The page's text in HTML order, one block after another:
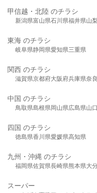
甲信越・北陸 のチラシ
新潟県富山県石川県福井県山
東海 のチラシ
岐阜県静岡県愛知県三重県
関西 のチラシ
滋賀県京都府大阪府兵庫県奈
中国 のチラシ
鳥取県島根県岡山県広島県山
四国 のチラシ
徳島県香川県愛媛県高知県
九州・沖縄 のチラシ
福岡県佐賀県長崎県熊本県大
スーパー